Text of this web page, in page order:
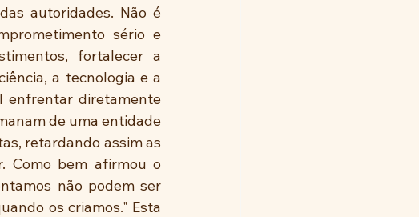
autoridades. Não é
sério e
fortalecer a
a tecnologia e a
enfrentar diretamente
de uma entidade
retardando assim as
Como bem afirmou o
não podem ser
os criamos." Esta